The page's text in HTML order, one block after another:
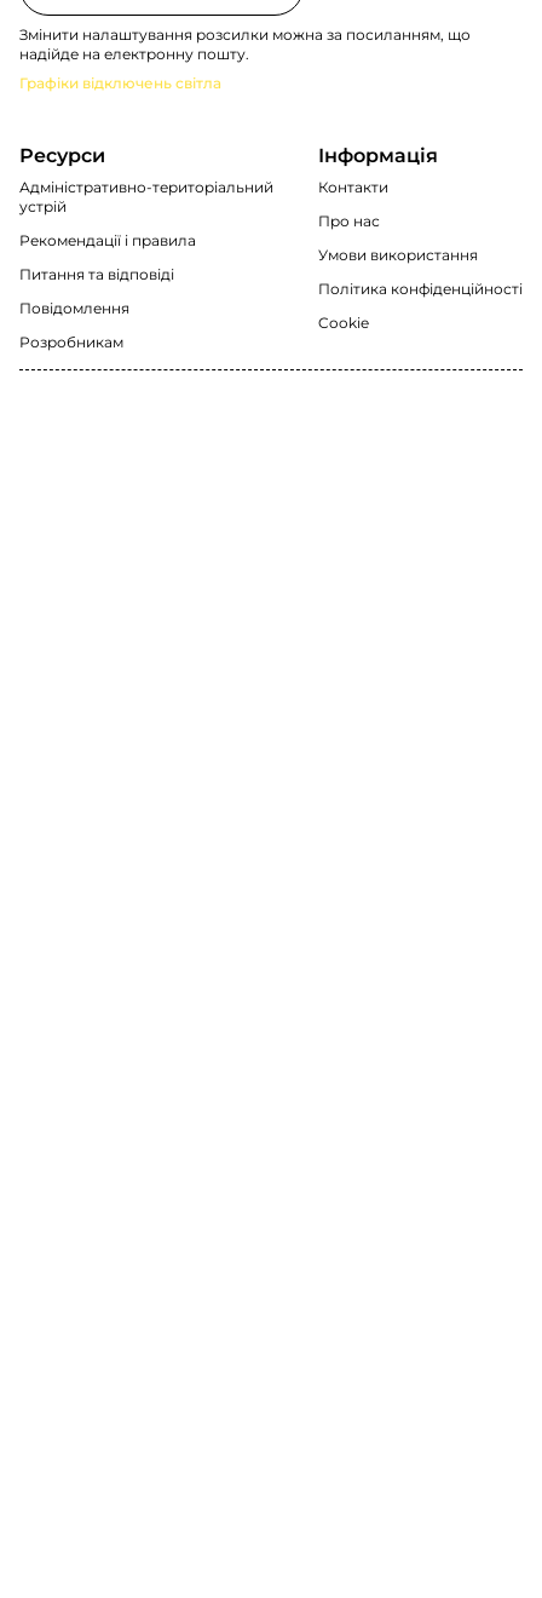
Змінити налаштування розсилки можна за посиланням, що
надійде на електронну пошту.
Графіки відключень світла
Ресурси
Адміністративно-територіальний
устрій
Рекомендації i правила
Питання та відповіді
Повідомлення
Розробникам
Інформація
Контакти
Про нас
Умови використання
Політика конфіденційності
Cookie